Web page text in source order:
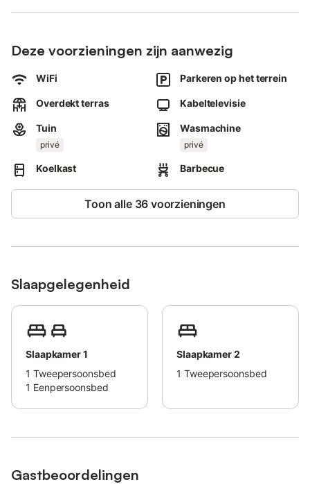
Buiten kunnen jullie ontspannen in de privé tuin of op het
overdekte privéterras, perfect om te relaxen of samen buiten te
eten.
Er is een privébarbecue beschikbaar om buiten te koken en te
genieten van de nabijheid van het strand.
Er zijn 2 gedeelde parkeerplaatsen op het terrein beschikbaar.
Feesten en evenementen zijn niet toegestaan op het terrein.
Deze voorzieningen zijn aanwezig
WiFi Parkeren op het terrein
Overdekt terras Kabeltelevisie
Tuin
privé
Wasmachine
privé
Koelkast Barbecue
Toon alle 36 voorzieningen
Slaapgelegenheid
Slaapkamer 1
1 Tweepersoonsbed
1 Eenpersoonsbed
Slaapkamer 2
1 Tweepersoonsbed
Gastbeoordelingen